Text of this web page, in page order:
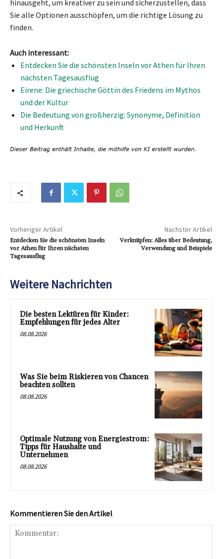
hinausgeht, um kreativer zu sein und sicherzustellen, dass
Sie alle Optionen ausschöpfen, um die richtige Lösung zu
finden.
Auch interessant:
Entdecken Sie die schönsten Inseln vor Athen für Ihren
nächsten Tagesausflug
Eirene: Die griechische Göttin des Friedens im Mythos
und der Kultur
Die Bedeutung von großherzig: Synonyme, Definition
und Herkunft
Vorheriger Artikel
Entdecken Sie die schönsten Inseln
vor Athen für Ihren nächsten
Tagesausflug
Nächster Artikel
Verknüpfen: Alles über Bedeutung,
Verwendung und Beispiele
Weitere Nachrichten
Die besten Lektüren für Kinder:
Empfehlungen für jedes Alter
08.08.2026
Was Sie beim Riskieren von Chancen
beachten sollten
08.08.2026
Optimale Nutzung von Energiestrom:
Tipps für Haushalte und
Unternehmen
08.08.2026
Kommentieren Sie den Artikel